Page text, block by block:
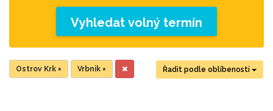
Vyhledat volný termín
Řadit podle oblíbenosti
Ostrov Krk × Vrbnik ×